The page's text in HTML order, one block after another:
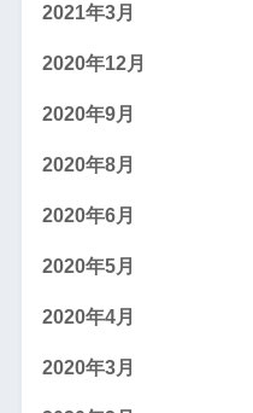
2021年3月
2020年12月
2020年9月
2020年8月
2020年6月
2020年5月
2020年4月
2020年3月